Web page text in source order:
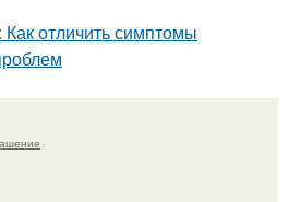
отличить симптомы